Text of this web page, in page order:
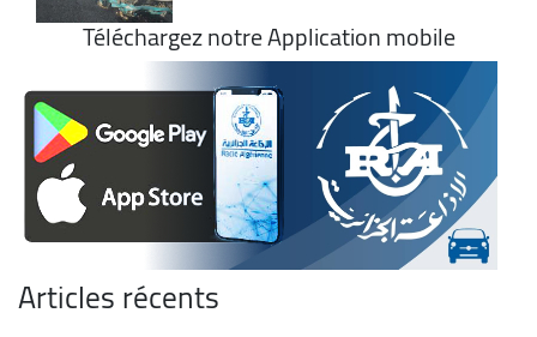
Téléchargez notre Application mobile
Articles récents